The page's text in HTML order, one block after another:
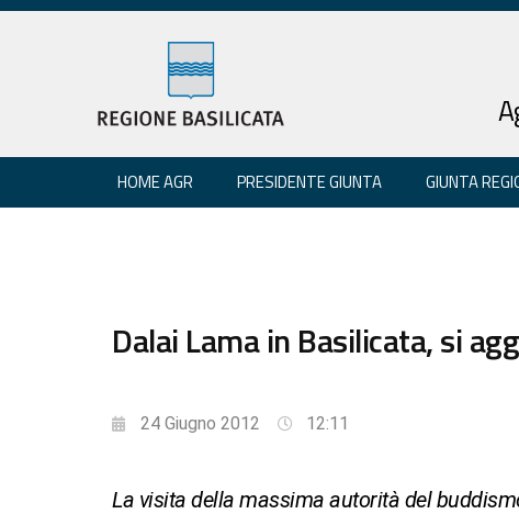
HOME AGR PRESIDENTE GIUNTA GIUNTA
Dalai Lama in Basilicata, si
24 Giugno 2012 12:11
La visita della massima autorità del